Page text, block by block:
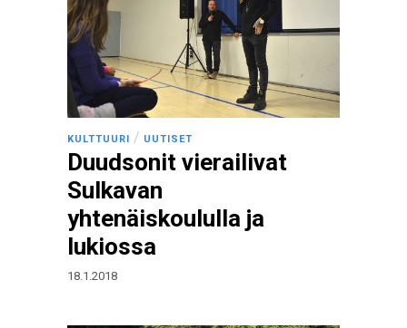
KULTTUURI / UUTISET
Duudsonit vierailivat
Sulkavan
yhtenäiskoululla ja
lukiossa
18.1.2018